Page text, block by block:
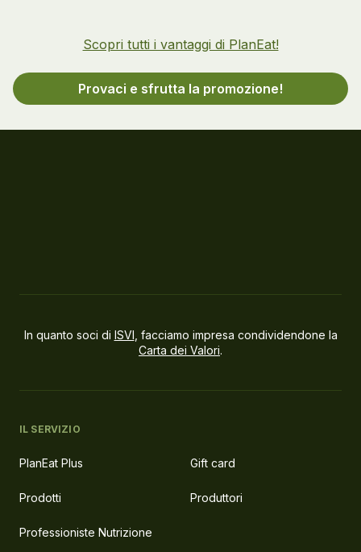
Scopri tutti i vantaggi di PlanEat!
Provaci e sfrutta la promozione!
In quanto soci di ISVI , facciamo impresa condividendone la
Carta dei Valori.
IL SERVIZIO
PlanEat Plus Gift card
Prodotti Produttori
Professioniste Nutrizione